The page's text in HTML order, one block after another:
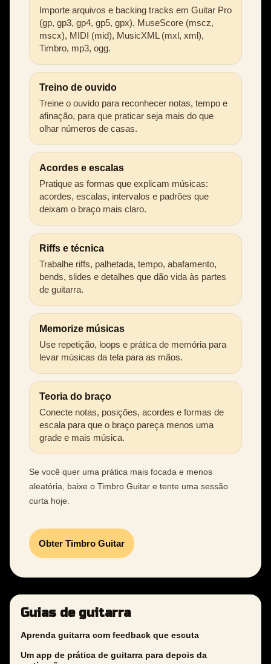
Importe arquivos e backing tracks em Guitar Pro
(gp, gp3, gp4, gp5, gpx), MuseScore (mscz,
mscx), MIDI (mid), MusicXML (mxl, xml),
Timbro, mp3, ogg.
Treino de ouvido
Treine o ouvido para reconhecer notas, tempo e
afinação, para que praticar seja mais do que
olhar números de casas.
Acordes e escalas
Pratique as formas que explicam músicas:
acordes, escalas, intervalos e padrões que
deixam o braço mais claro.
Riffs e técnica
Trabalhe riffs, palhetada, tempo, abafamento,
bends, slides e detalhes que dão vida às partes
de guitarra.
Memorize músicas
Use repetição, loops e prática de memória para
levar músicas da tela para as mãos.
Teoria do braço
Conecte notas, posições, acordes e formas de
escala para que o braço pareça menos uma
grade e mais música.
Se você quer uma prática mais focada e menos
aleatória, baixe o Timbro Guitar e tente uma sessão
curta hoje.
Obter Timbro Guitar
Guias de guitarra
Aprenda guitarra com feedback que escuta
Um app de prática de guitarra para depois da